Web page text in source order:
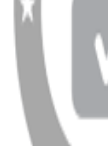
0850
Pazartesi -